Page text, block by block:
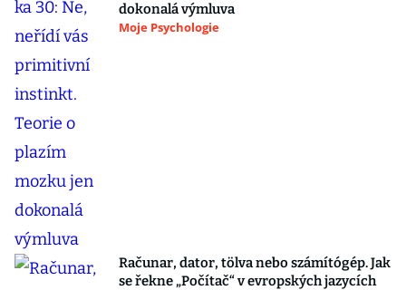
dokonalá výmluva
Moje Psychologie
Računar, dator, tölva nebo számítógép. Jak
se řekne „Počítač“ v evropských jazycích